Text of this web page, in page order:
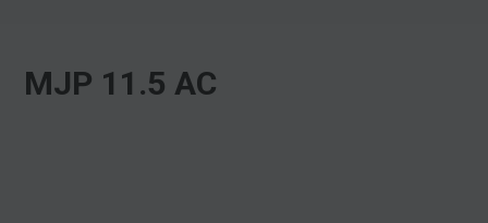
MJP 11.5 AC